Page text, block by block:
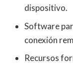
dispositivo.
Software
conexión
Recursos